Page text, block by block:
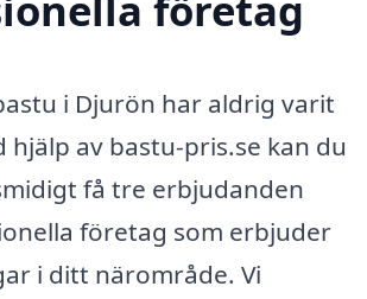
i Djurön har aldrig varit
hjälp av bastu-pris.se kan du
få tre erbjudanden
företag som erbjuder
i ditt närområde. Vi